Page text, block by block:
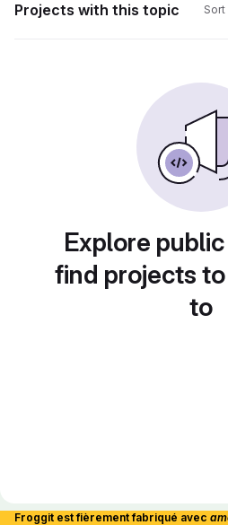
Projects with this topic Sort
Explore
find projects
to
Froggit est fièrement fabriqué avec